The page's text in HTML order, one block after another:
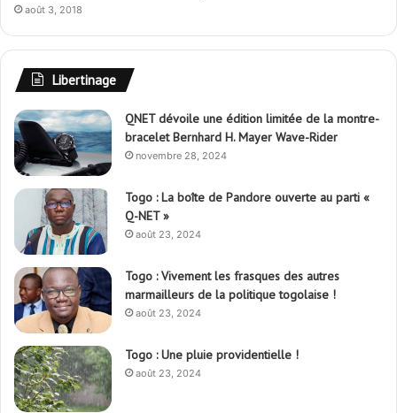
août 3, 2018
Libertinage
QNET dévoile une édition limitée de la montre-
bracelet Bernhard H. Mayer Wave-Rider
novembre 28, 2024
Togo : La boîte de Pandore ouverte au parti «
Q-NET »
août 23, 2024
Togo : Vivement les frasques des autres
marmailleurs de la politique togolaise !
août 23, 2024
Togo : Une pluie providentielle !
août 23, 2024